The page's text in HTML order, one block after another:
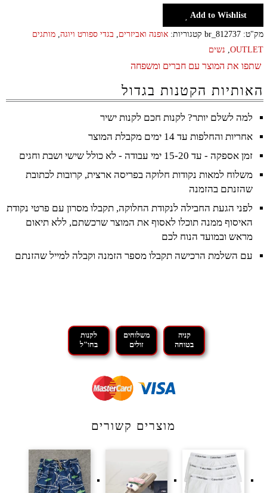
Add to Wishlist
מק"ט: br_812737 קטגוריות: אופנה ואביזרים בגדי ספורט ויוגה מותגים
OUTLET נשים
שתפו את המוצר עם חברים ומשפחה
האותיות הקטנות בגדול
למה לשלם יותר? לקנות חכם לקנות ישיר
אחריות והחלפות עד 14 ימים מקבלת המוצר
זמן אספקה - עד 15-20 ימי עבודה - לא כולל שישי ושבת וחגים
משלוח למאות נקודות חלוקה בפריסה ארצית, קרובות לכתובת
שהזנתם בהזמנה
לפני הגעת החבילה לנקודת החלוקה, תקבלו מסרון עם פרטי נקודת
האיסוף ממנה תוכלו לאסוף את המוצר שרכשתם, ללא תיאום
מראש ובמועד הנוח לכם
עם השלמת הרכישה תקבלו מספר הזמנה וקבלה למייל שהזנתם
קניה
בטוחה
משלוחים
זולים
לקנות
בחו"ל
מוצרים קשורים